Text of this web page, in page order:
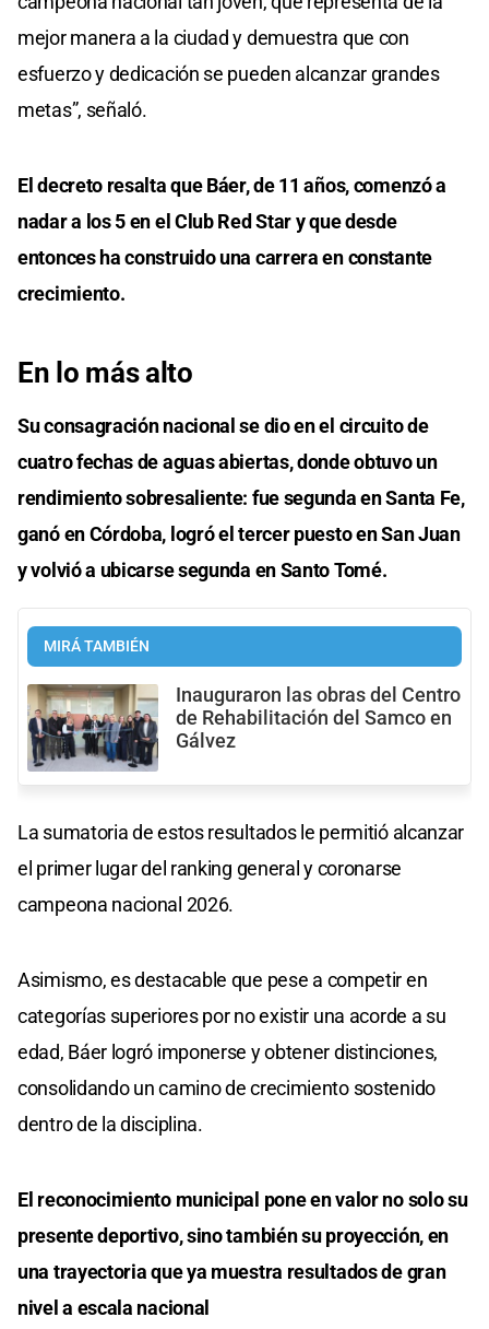
mejor manera a la ciudad y demuestra que con
esfuerzo y dedicación se pueden alcanzar grandes
metas”, señaló.
El decreto resalta que Báer, de 11 años, comenzó a
nadar a los 5 en el Club Red Star y que desde
entonces ha construido una carrera en constante
crecimiento.
En lo más alto
Su consagración nacional se dio en el circuito de
cuatro fechas de aguas abiertas, donde obtuvo un
rendimiento sobresaliente: fue segunda en Santa Fe,
ganó en Córdoba, logró el tercer puesto en San Juan
y volvió a ubicarse segunda en Santo Tomé.
MIRÁ TAMBIÉN
Inauguraron las obras del Centro
de Rehabilitación del Samco en
Gálvez
La sumatoria de estos resultados le permitió alcanzar
el primer lugar del ranking general y coronarse
campeona nacional 2026.
Asimismo, es destacable que pese a competir en
categorías superiores por no existir una acorde a su
edad, Báer logró imponerse y obtener distinciones,
consolidando un camino de crecimiento sostenido
dentro de la disciplina.
El reconocimiento municipal pone en valor no solo su
presente deportivo, sino también su proyección, en
una trayectoria que ya muestra resultados de gran
nivel a escala nacional